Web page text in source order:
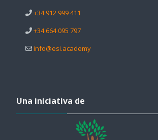
+34 912 999 411
+34 664 095 797
info@esi.academy
Una iniciativa de